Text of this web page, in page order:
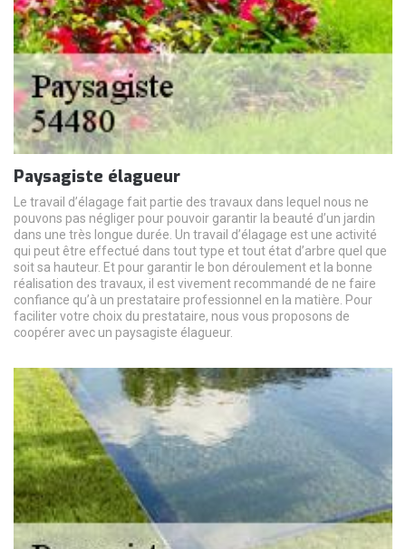
Paysagiste élagueur
Le travail d’élagage fait partie des travaux dans lequel nous ne
pouvons pas négliger pour pouvoir garantir la beauté d’un jardin
dans une très longue durée. Un travail d’élagage est une activité
qui peut être effectué dans tout type et tout état d’arbre quel que
soit sa hauteur. Et pour garantir le bon déroulement et la bonne
réalisation des travaux, il est vivement recommandé de ne faire
confiance qu’à un prestataire professionnel en la matière. Pour
faciliter votre choix du prestataire, nous vous proposons de
coopérer avec un paysagiste élagueur.